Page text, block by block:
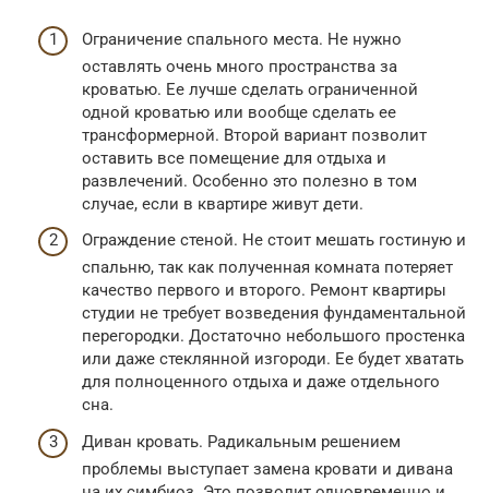
Ограничение спального места. Не нужно
оставлять очень много пространства за
кроватью. Ее лучше сделать ограниченной
одной кроватью или вообще сделать ее
трансформерной. Второй вариант позволит
оставить все помещение для отдыха и
развлечений. Особенно это полезно в том
случае, если в квартире живут дети.
Ограждение стеной. Не стоит мешать гостиную и
спальню, так как полученная комната потеряет
качество первого и второго. Ремонт квартиры
студии не требует возведения фундаментальной
перегородки. Достаточно небольшого простенка
или даже стеклянной изгороди. Ее будет хватать
для полноценного отдыха и даже отдельного
сна.
Диван кровать. Радикальным решением
проблемы выступает замена кровати и дивана